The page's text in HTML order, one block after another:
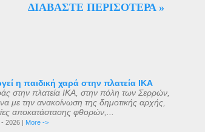
...
από όραμα ενός πεντάχρονου
της αείμνηστης Μαρίας Σπύρου
αριθμός των μελών της
μπορεί να καθοριστεί ακριβώς
από μεταγενέστερες πηγές
ΔΙΑΒΆΣΤΕ ΠΕΡΙΣΌΤΕΡΑ »
η παιδική χαρά στην πλατεία ΙΚΑ
στην πλατεία ΙΚΑ, στην πόλη των Σερρών,
την ανακοίνωση της δημοτικής αρχής,
αποκατάστασης φθορών,...
2026 | More ->